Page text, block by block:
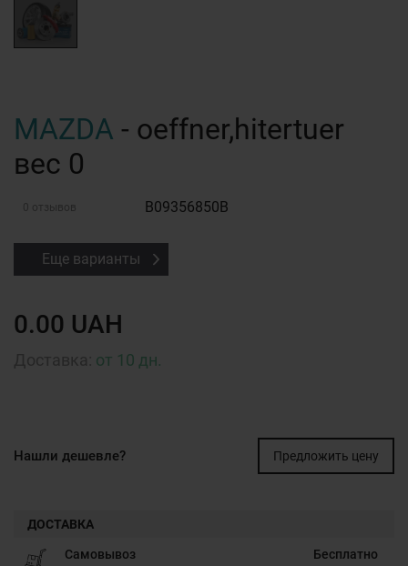
MAZDA - oeffner,hitertuer
вес 0
0 отзывов B09356850B
Еще варианты
0.00 UAH
от 10 дн.
Нашли дешевле? Предложить цену
ДОСТАВКА
Самовывоз Бесплатно